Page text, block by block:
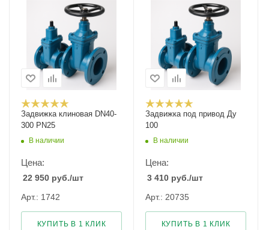
Задвижка клиновая DN40-
300 PN25
В наличии
Цена:
22 950 руб./шт
Арт.: 1742
КУПИТЬ В 1 КЛИК
Задвижка под привод Ду
100
В наличии
Цена:
3 410 руб./шт
Арт.: 20735
КУПИТЬ В 1 КЛИК